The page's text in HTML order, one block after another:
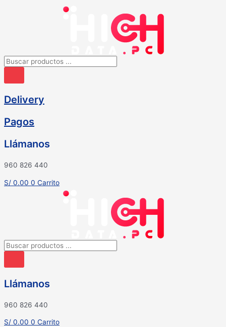
Búsqueda
productos
Delivery
Pagos
Llámanos
960 826 440
S/ 0.00 0 Carrito
Búsqueda
productos
Llámanos
960 826 440
S/ 0.00 0 Carrito